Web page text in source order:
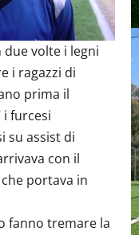
due volte i legni
i ragazzi di
prima il
i furcesi
su assist di
con il
portava in
fanno tremare la